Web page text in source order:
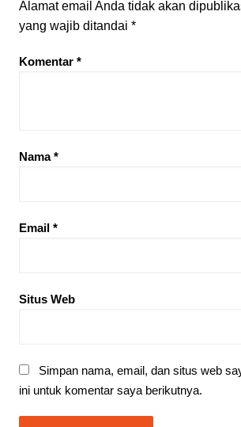
Alamat email Anda tidak akan
yang wajib ditandai *
Komentar *
Nama*
Email *
Situs Web
Simpan nama, email, dan situs web
ini untuk komentar saya berikutnya.